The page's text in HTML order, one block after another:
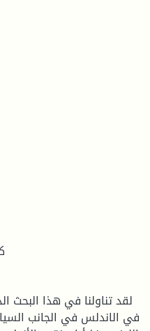
لقد تناولنا في هذا البحث
في الاندلس في الجانب